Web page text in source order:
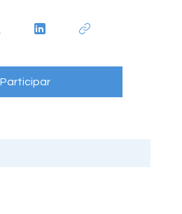
Participar